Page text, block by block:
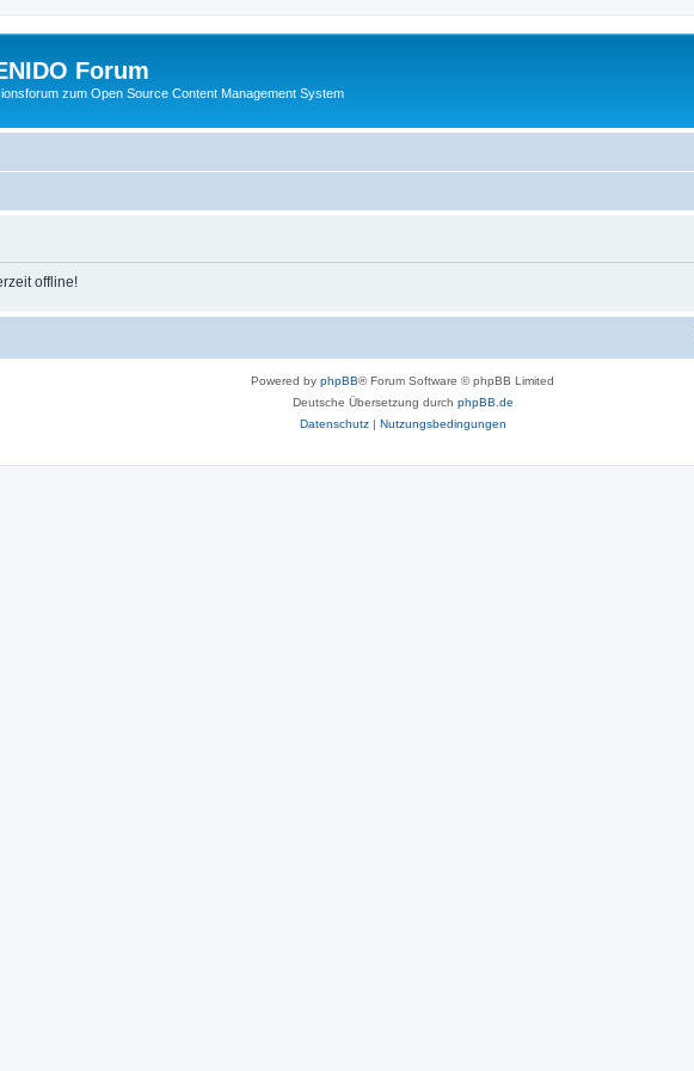
Forum
zum Open Source Content Management System
offline!
Powered by phpBB® Forum Software © phpBB Limited
Deutsche Übersetzung durch phpBB.de
Datenschutz| Nutzungsbedingungen